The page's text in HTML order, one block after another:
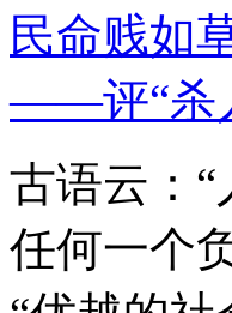
民命贱如
——评“杀
古语云：
任何一个